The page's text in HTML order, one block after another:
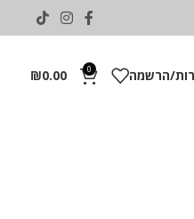
הרשמה 0
₪0.00